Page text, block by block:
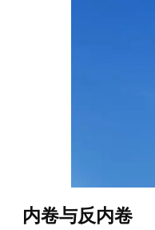
内卷与反内卷